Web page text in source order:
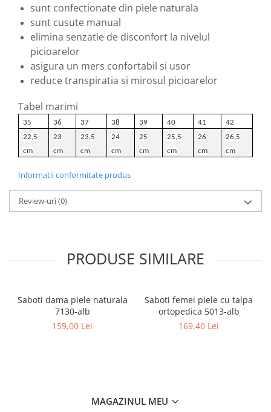
sunt confectionate din piele naturala
sunt cusute manual
elimina senzatie de disconfort la nivelul
picioarelor
asigura un mers confortabil si usor
reduce transpiratia si mirosul picioarelor
Tabel marimi
35 36 37 38 39 40 41
42
22,5
cm
23
cm
23,5
cm
24
cm
25
cm
25,5
cm
26
cm
26,5
cm
Informatii conformitate produs
Review-uri(0)
PRODUSE SIMILARE
Saboti dama piele naturala
7130-alb
159,00 Lei
Saboti femei piele cu talpa
ortopedica 5013-alb
169,40 Lei
MAGAZINUL MEU